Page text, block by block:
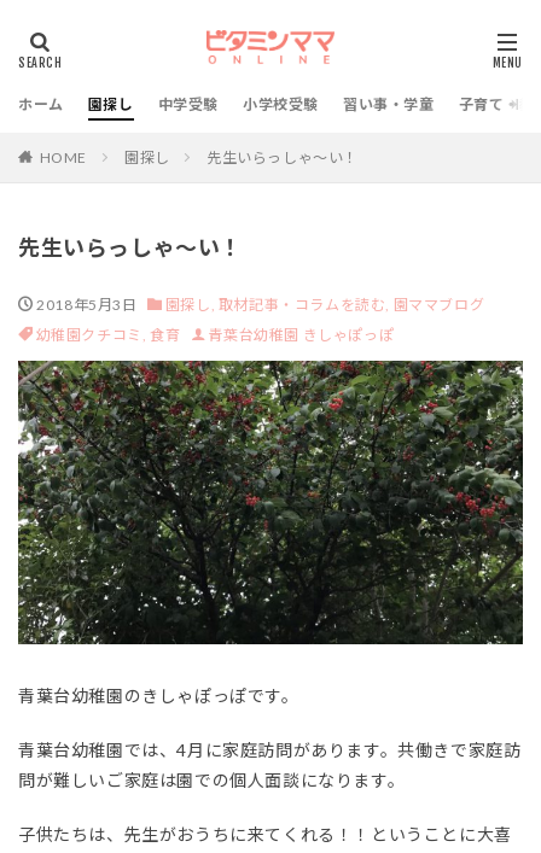
ホーム 園探し 中学受験 小学校受験 習い事・学童 子育て・教
HOME 園探し 先生いらっしゃ～い！
先生いらっしゃ～い！
2018年5月3日 園探し, 取材記事・コラムを読む, 園ママブログ
幼稚園クチコミ, 食育 青葉台幼稚園 きしゃぽっぽ
青葉台幼稚園のきしゃぽっぽです。
青葉台幼稚園では、4月に家庭訪問があります。共働きで家庭訪
問が難しいご家庭は園での個人面談になります。
子供たちは、先生がおうちに来てくれる！！ということに大喜